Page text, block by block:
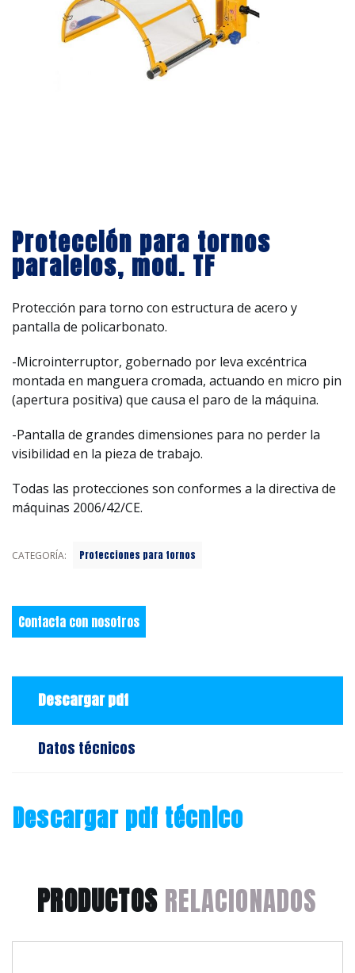
Protección para tornos
paralelos, mod. TF
Protección para torno con estructura de acero y
pantalla de policarbonato.
-Microinterruptor, gobernado por leva excéntrica
montada en manguera cromada, actuando en micro pin
(apertura positiva) que causa el paro de la máquina.
-Pantalla de grandes dimensiones para no perder la
visibilidad en la pieza de trabajo.
Todas las protecciones son conformes a la directiva de
máquinas 2006/42/CE.
CATEGORÍA: Protecciones para tornos
Contacta con nosotros
Descargar pdf
Datos técnicos
Descargar pdf técnico
PRODUCTOS RELACIONADOS